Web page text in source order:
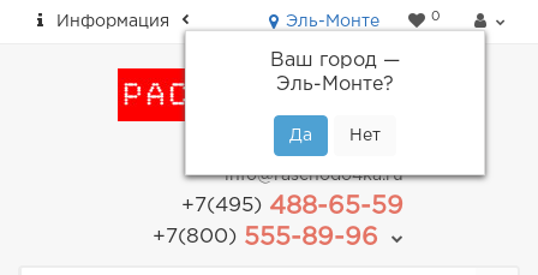
Информация Эль-Монте
Ваш город —
Эль-Монте?
0
пн-пт: с 9.00 до 18.00
info@raschodo4ka.ru
+7(495)488-65-59
+7(800)555-89-96